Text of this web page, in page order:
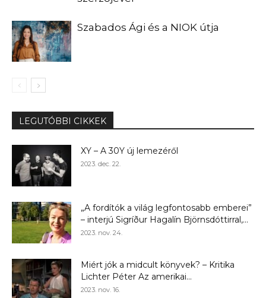
Szabados Ági és a NIOK útja
LEGUTÓBBI CIKKEK
XY – A 30Y új lemezéről
2023. dec. 22.
„A fordítók a világ legfontosabb emberei”
– interjú Sigríður Hagalín Björnsdóttirral,...
2023. nov. 24.
Miért jók a midcult könyvek? – Kritika
Lichter Péter Az amerikai...
2023. nov. 16.